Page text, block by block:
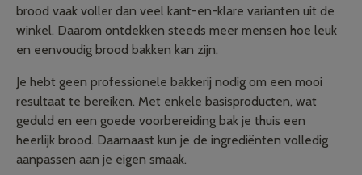
brood vaak voller dan veel kant-en-klare varianten uit de
winkel. Daarom ontdekken steeds meer mensen hoe leuk
en eenvoudig brood bakken kan zijn.
Je hebt geen professionele bakkerij nodig om een mooi
resultaat te bereiken. Met enkele basisproducten, wat
geduld en een goede voorbereiding bak je thuis een
heerlijk brood. Daarnaast kun je de ingrediënten volledig
aanpassen aan je eigen smaak.